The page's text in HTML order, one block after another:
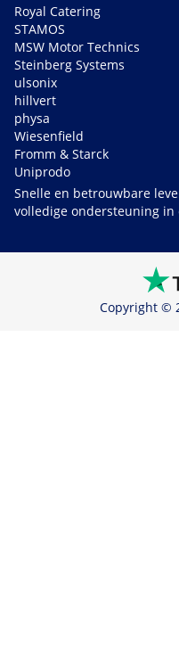
Royal Catering
STAMOS
MSW Motor Technics
Steinberg Systems
ulsonix
hillvert
physa
Wiesenfield
Fromm & Starck
Uniprodo
Snelle en betrouwbare
volledige ondersteuning in
Copyright ©